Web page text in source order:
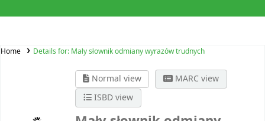
Home Details for: Mały słownik odmiany wyrazów trudnych
Normal view
MARC view
ISBD view